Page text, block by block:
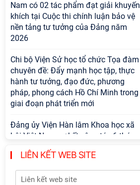
Nam có 02 tác phẩm đạt giải khuyến
khích tại Cuộc thi chính luận bảo vệ
nền tảng tư tưởng của Đảng năm
2026
Chi bộ Viện Sử học tổ chức Tọa đàm
chuyên đề: Đẩy mạnh học tập, thực
hành tư tưởng, đạo đức, phương
pháp, phong cách Hồ Chí Minh trong
giai đoạn phát triển mới
Đảng ủy Viện Hàn lâm Khoa học xã
hội Việt Nam sơ kết công tác 6 tháng
đầu năm và triển khai nhiệm vụ trọng
tâm 6 tháng cuối năm 2026
Hội thảo khoa học quốc tế “Không
LIÊN KẾT WEB SITE